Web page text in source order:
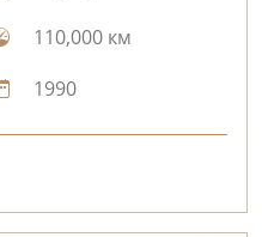
110,000 км
1990